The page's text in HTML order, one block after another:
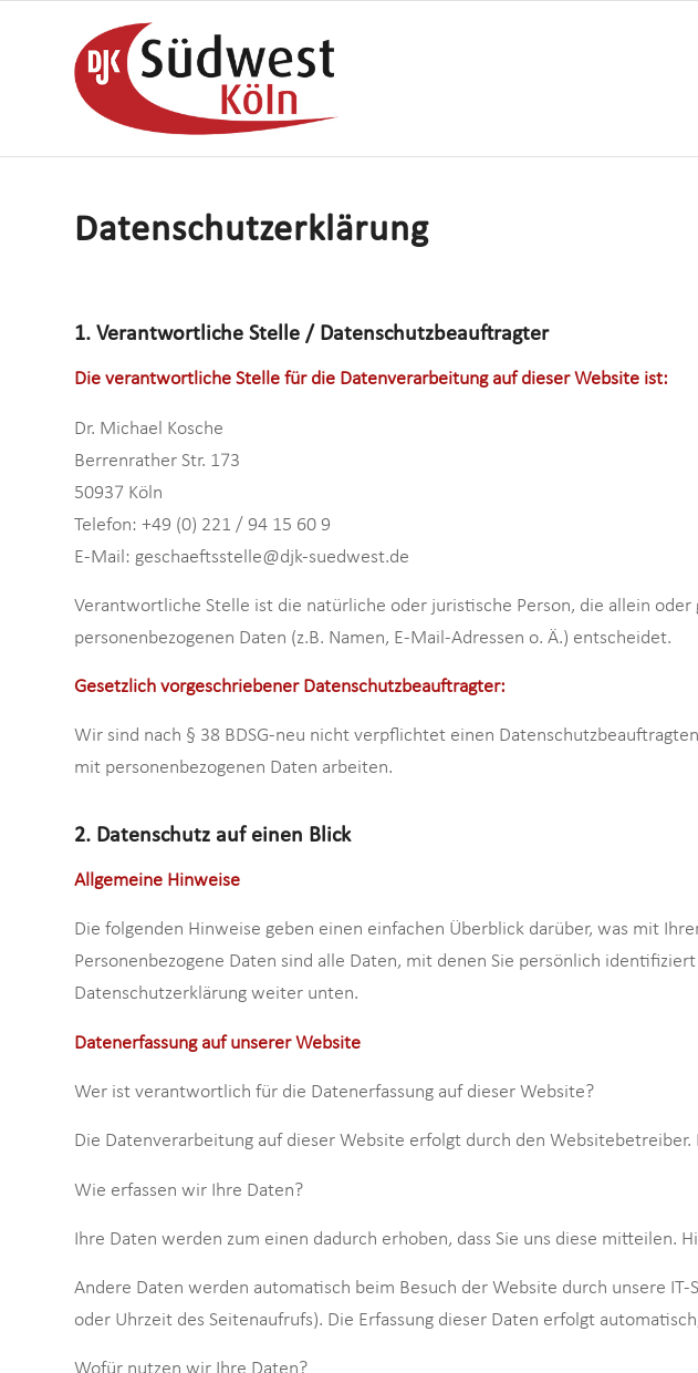
Datenschutzerklärung
1. Verantwortliche Stelle / Datenschutzbeauftragter
Die verantwortliche Stelle für die Datenverarbeitung auf dieser Website ist:
Dr. Michael Kosche
Berrenrather Str. 173
50937 Köln
Telefon: +49 (0) 221 / 94 15 60 9
E-Mail: geschaeftsstelle@djk-suedwest.de
Verantwortliche Stelle ist die natürliche oder juristische Person, die allein
personenbezogenen Daten (z.B. Namen, E-Mail-Adressen o. Ä.) entscheidet.
Gesetzlich vorgeschriebener Datenschutzbeauftragter:
Wir sind nach § 38 BDSG-neu nicht verpflichtet einen
mit personenbezogenen Daten arbeiten.
2. Datenschutz auf einen Blick
Allgemeine Hinweise
Die folgenden Hinweise geben einen einfachen Überblick darüber, was mit
Personenbezogene Daten sind alle Daten, mit denen Sie persönlich
Datenschutzerklärung weiter unten.
Datenerfassung auf unserer Website
Wer ist verantwortlich für die Datenerfassung auf dieser Website?
Die Datenverarbeitung auf dieser Website erfolgt durch den
Wie erfassen wir Ihre Daten?
Ihre Daten werden zum einen dadurch erhoben, dass Sie uns diese mitteilen.
Andere Daten werden automatisch beim Besuch der Website durch unsere
oder Uhrzeit des Seitenaufrufs). Die Erfassung dieser Daten erfolgt